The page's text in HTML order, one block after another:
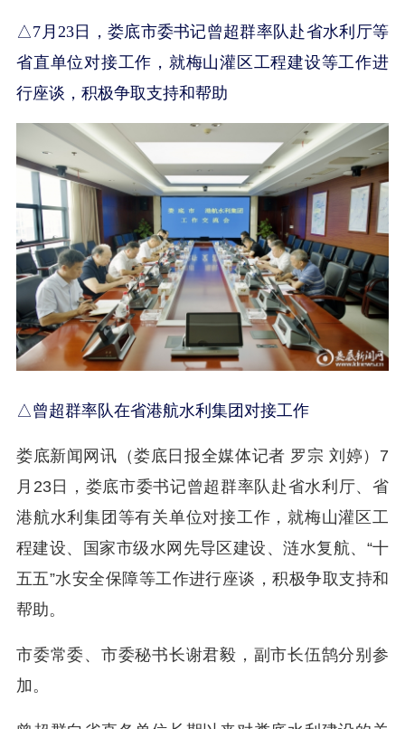
△7月23日，娄底市委书记曾超群率队赴省水利厅等
省直单位对接工作，就梅山灌区工程建设等工作进
行座谈，积极争取支持和帮助
△曾超群率队在省港航水利集团对接工作
娄底新闻网讯（娄底日报全媒体记者 罗宗 刘婷）7
月23日，娄底市委书记曾超群率队赴省水利厅、省
港航水利集团等有关单位对接工作，就梅山灌区工
程建设、国家市级水网先导区建设、涟水复航、“十
五五”水安全保障等工作进行座谈，积极争取支持和
帮助。
市委常委、市委秘书长谢君毅，副市长伍鹄分别参
加。